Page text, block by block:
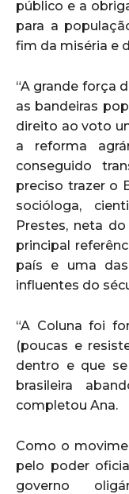
público e a
para a
fim da miséria e
“A grande força
as bandeiras
direito ao voto
a reforma
conseguido
preciso trazer o
socióloga,
Prestes, neta
principal
país e uma
influentes do
“A Coluna foi
(poucas e
dentro e que
brasileira
completou Ana.
Como o
pelo poder
governo